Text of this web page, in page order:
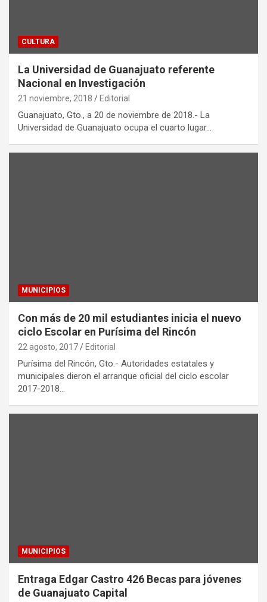
CULTURA
La Universidad de Guanajuato referente
Nacional en Investigación
21 noviembre, 2018 Editorial
Guanajuato, Gto., a 20 de noviembre de 2018.- La
Universidad de Guanajuato ocupa el cuarto lugar…
MUNICIPIOS
Con más de 20 mil estudiantes inicia el nuevo
ciclo Escolar en Purísima del Rincón
22 agosto, 2017 Editorial
Purísima del Rincón, Gto.- Autoridades estatales y
municipales dieron el arranque oficial del ciclo escolar
2017-2018…
MUNICIPIOS
Entraga Edgar Castro 426 Becas para jóvenes
de Guanajuato Capital